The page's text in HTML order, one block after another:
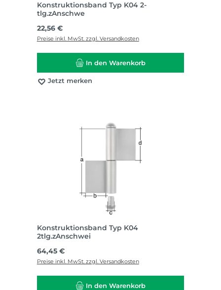
Konstruktionsband Typ K04 2-
tlg.zAnschwe
Regulärer Preis:
22,56 €
Preise inkl. MwSt. zzgl. Versandkosten
In den Warenkorb
Jetzt merken
Konstruktionsband Typ K04
2tlg.zAnschwei
Regulärer Preis:
64,45 €
Preise inkl. MwSt. zzgl. Versandkosten
In den Warenkorb